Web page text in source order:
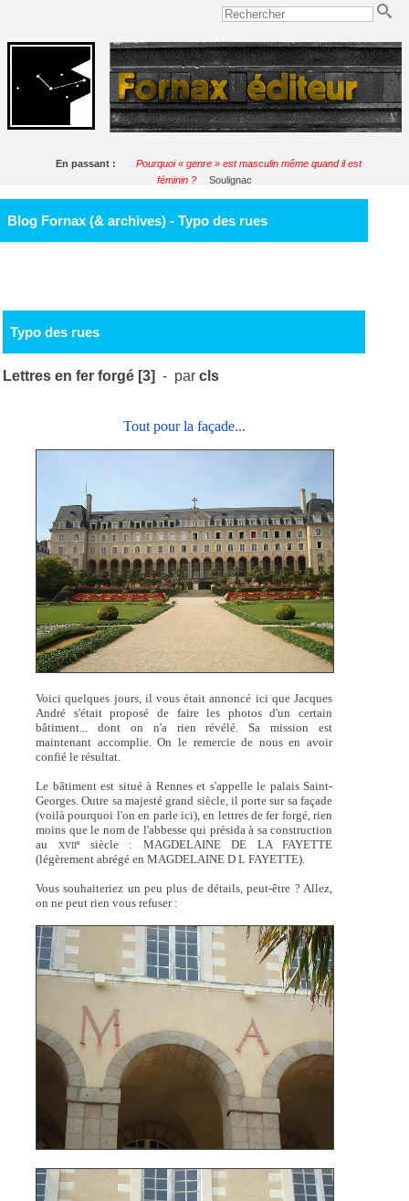
En passant :
Pourquoi « genre » est masculin même quand il est
féminin ?
Soulignac
Blog Fornax (& archives) - Typo des rues
Typo des rues
Lettres en fer forgé [3] - parcls
Tout pour la façade...
Voici quelques jours, il vous était annoncé ici que Jacques
André s'était proposé de faire les photos d'un certain
bâtiment... dont on n'a rien révélé. Sa mission est
maintenant accomplie. On le remercie de nous en avoir
confié le résultat.
Le bâtiment est situé à Rennes et s'appelle le palais Saint-
Georges. Outre sa majesté grand siècle, il porte sur sa façade
(voilà pourquoi l'on en parle ici), en lettres de fer forgé, rien
moins que le nom de l'abbesse qui présida à sa construction
au
XVIIesiècle : MAGDELAINE DE LA FAYETTE
(légèrement abrégé en MAGDELAINE D L FAYETTE).
Vous souhaiteriez un peu plus de détails, peut-être ? Allez,
on ne peut rien vous refuser :